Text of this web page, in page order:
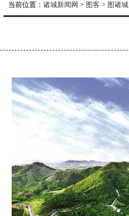
当前位置： 诸城新闻网 > 图客 > 图诸城